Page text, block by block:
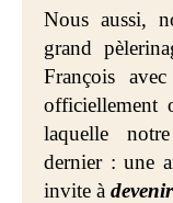
Nous aussi,
grand
François
officiellement
laquelle
dernier : une
invite à